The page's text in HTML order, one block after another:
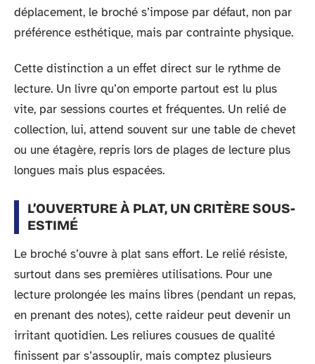
déplacement, le broché s’impose par défaut, non par
préférence esthétique, mais par contrainte physique.
Cette distinction a un effet direct sur le rythme de
lecture. Un livre qu’on emporte partout est lu plus
vite, par sessions courtes et fréquentes. Un relié de
collection, lui, attend souvent sur une table de chevet
ou une étagère, repris lors de plages de lecture plus
longues mais plus espacées.
L’OUVERTURE À PLAT, UN CRITÈRE SOUS-
ESTIMÉ
Le broché s’ouvre à plat sans effort. Le relié résiste,
surtout dans ses premières utilisations. Pour une
lecture prolongée les mains libres (pendant un repas,
en prenant des notes), cette raideur peut devenir un
irritant quotidien. Les reliures cousues de qualité
finissent par s’assouplir, mais comptez plusieurs